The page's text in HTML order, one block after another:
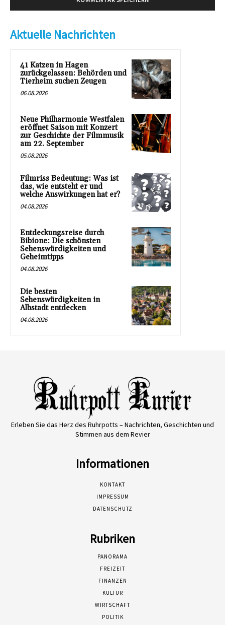
Aktuelle Nachrichten
41 Katzen in Hagen
zurückgelassen: Behörden und
Tierheim suchen Zeugen
06.08.2026
Neue Philharmonie Westfalen
eröffnet Saison mit Konzert
zur Geschichte der Filmmusik
am 22. September
05.08.2026
Filmriss Bedeutung: Was ist
das, wie entsteht er und
welche Auswirkungen hat er?
04.08.2026
Entdeckungsreise durch
Bibione: Die schönsten
Sehenswürdigkeiten und
Geheimtipps
04.08.2026
Die besten
Sehenswürdigkeiten in
Albstadt entdecken
04.08.2026
Erleben Sie das Herz des Ruhrpotts – Nachrichten, Geschichten und
Stimmen aus dem Revier
Informationen
KONTAKT
IMPRESSUM
DATENSCHUTZ
Rubriken
PANORAMA
FREIZEIT
FINANZEN
KULTUR
WIRTSCHAFT
POLITIK